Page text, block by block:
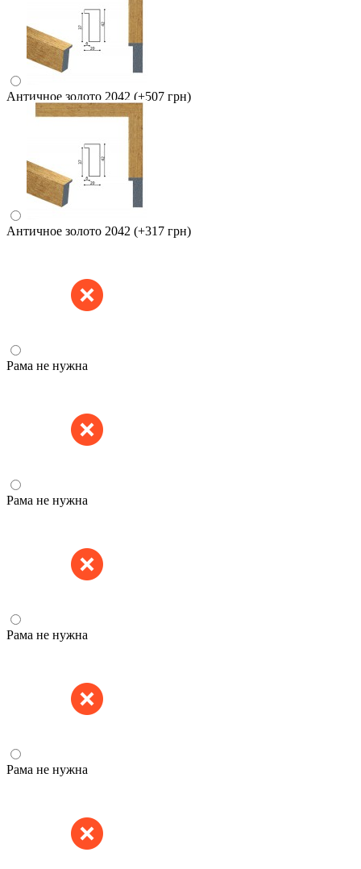
Античное золото 2042 (+507 грн)
Античное золото 2042 (+317 грн)
Рама не нужна
Рама не нужна
Рама не нужна
Рама не нужна